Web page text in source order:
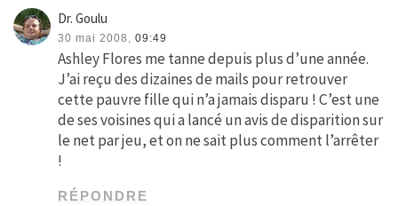
Dr. Goulu
30 mai 2008, 09:49
Ashley Flores me tanne depuis plus d’une année.
J’ai reçu des dizaines de mails pour retrouver
cette pauvre fille qui n’a jamais disparu ! C’est une
de ses voisines qui a lancé un avis de disparition sur
le net par jeu, et on ne sait plus comment l’arrêter
!
RÉPONDRE